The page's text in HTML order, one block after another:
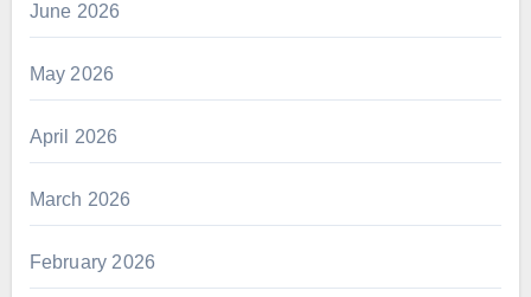
June 2026
May 2026
April 2026
March 2026
February 2026